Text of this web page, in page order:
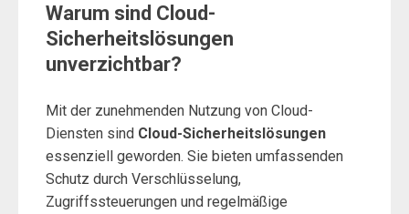
Warum sind Cloud-
Sicherheitslösungen
unverzichtbar?
Mit der zunehmenden Nutzung von Cloud-
Diensten sind Cloud-Sicherheitslösungen
essenziell geworden. Sie bieten umfassenden
Schutz durch Verschlüsselung,
Zugriffssteuerungen und regelmäßige